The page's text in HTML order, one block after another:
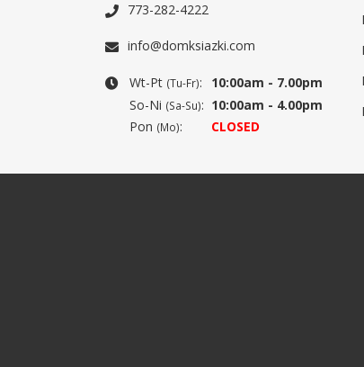
773-282-4222
info@domksiazki.com
Wt-Pt (Tu-Fr):
10:00am - 7.00pm
So-Ni (Sa-Su): 10:00am - 4.00pm
Pon (Mo): CLOSED